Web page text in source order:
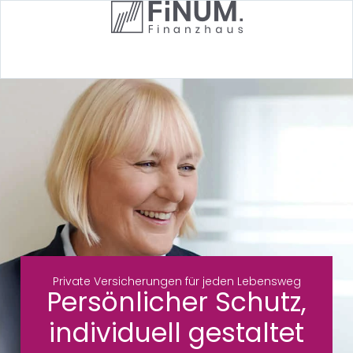
Navigation
Private Versicherungen für jeden Lebensweg
Persönlicher Schutz,
individuell gestaltet